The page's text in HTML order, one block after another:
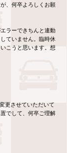
、何卒よろしくお願
ラーできちんと連動
ていません。臨時休
こうと思います。想
更させていただいて
でして、何卒ご理解